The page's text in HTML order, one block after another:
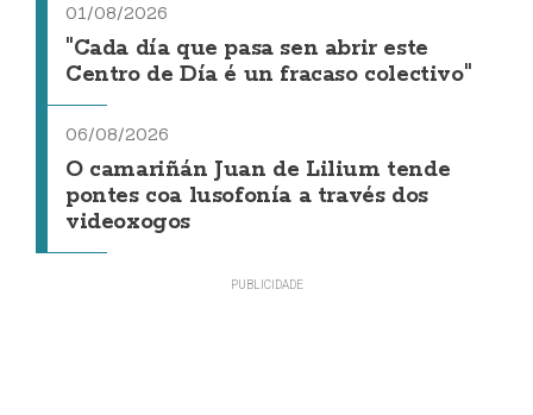
01/08/2026
"Cada día que pasa sen abrir este
Centro de Día é un fracaso colectivo"
06/08/2026
O camariñán Juan de Lilium tende
pontes coa lusofonía a través dos
videoxogos